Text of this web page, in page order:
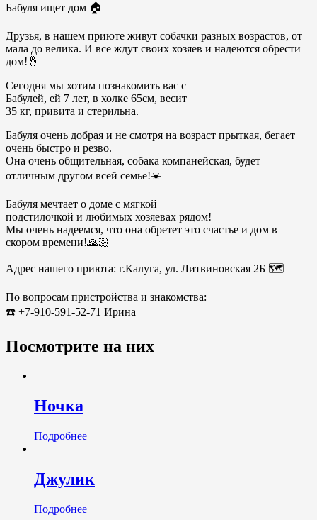
Бабуля ищет дом 🏠
Друзья, в нашем приюте живут собачки разных возрастов, от
мала до велика. И все ждут своих хозяев и надеются обрести
дом!🤞
Сегодня мы хотим познакомить вас с
Бабулей, ей 7 лет, в холке 65см, весит
35 кг, привита и стерильна.
Бабуля очень добрая и не смотря на возраст прыткая, бегает
очень быстро и резво.
Она очень общительная, собака компанейская, будет
отличным другом всей семье!☀️
Бабуля мечтает о доме с мягкой
подстилочкой и любимых хозяевах рядом!
Мы очень надеемся, что она обретет это счастье и дом в
скором времени!🙏🏻
Адрес нашего приюта: г.Калуга, ул. Литвиновская 2Б 🗺️
По вопросам пристройства и знакомства:
☎️ +7-910-591-52-71 Ирина
Посмотрите на них
Ночка
Подробнее
Джулик
Подробнее